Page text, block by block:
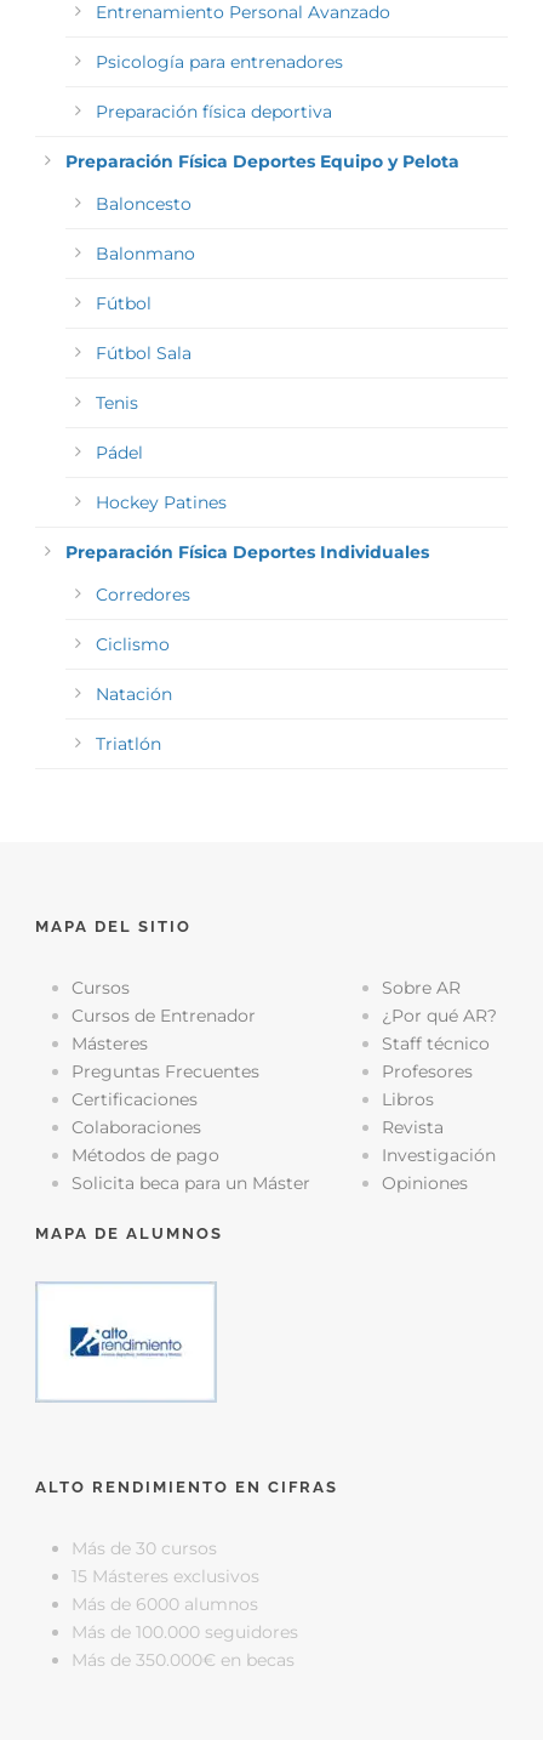
Entrenamiento Personal Avanzado
Psicología para entrenadores
Preparación física deportiva
Preparación Física Deportes Equipo y Pelota
Baloncesto
Balonmano
Fútbol
Fútbol Sala
Tenis
Pádel
Hockey Patines
Preparación Física Deportes Individuales
Corredores
Ciclismo
Natación
Triatlón
MAPA DEL SITIO
Cursos
Cursos de Entrenador
Másteres
Preguntas Frecuentes
Certificaciones
Colaboraciones
Métodos de pago
Solicita beca para un Máster
Sobre AR
¿Por qué AR?
Staff técnico
Profesores
Libros
Revista
Investigación
Opiniones
MAPA DE ALUMNOS
ALTO RENDIMIENTO EN CIFRAS
Más de 30 cursos
15 Másteres exclusivos
Más de 6000 alumnos
Más de 100.000 seguidores
Más de 350.000€ en becas